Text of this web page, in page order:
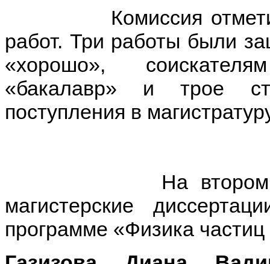
Комиссия отметила
работ. Три работы были
«хорошо»,
«бакалавр» и трое
поступления в
На втором
магистерские
программе «Физика